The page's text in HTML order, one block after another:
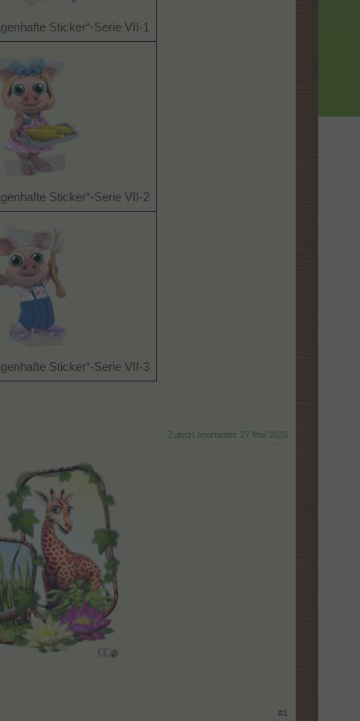
Sticker“-Serie VII-1
Sticker“-Serie VII-2
Sticker“-Serie VII-3
Zuletzt bearbeitet: 27 Mai 2026
#1